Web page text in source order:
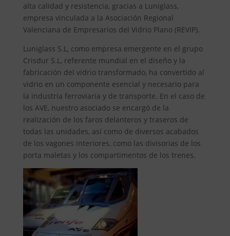
alta calidad y resistencia, gracias a Luniglass,
empresa vinculada a la Asociación Regional
Valenciana de Empresarios del Vidrio Plano (REVIP).
Luniglass S.L, como empresa emergente en el grupo
Crisdur S.L, referente mundial en el diseño y la
fabricación del vidrio transformado, ha convertido al
vidrio en un componente esencial y necesario para
la industria ferroviaria y de transporte. En el caso de
los AVE, nuestro asociado se encargó de la
realización de los faros delanteros y traseros de
todas las unidades, así como de diversos acabados
de los vagones interiores, como las divisorias de los
porta maletas y los compartimentos de los trenes.